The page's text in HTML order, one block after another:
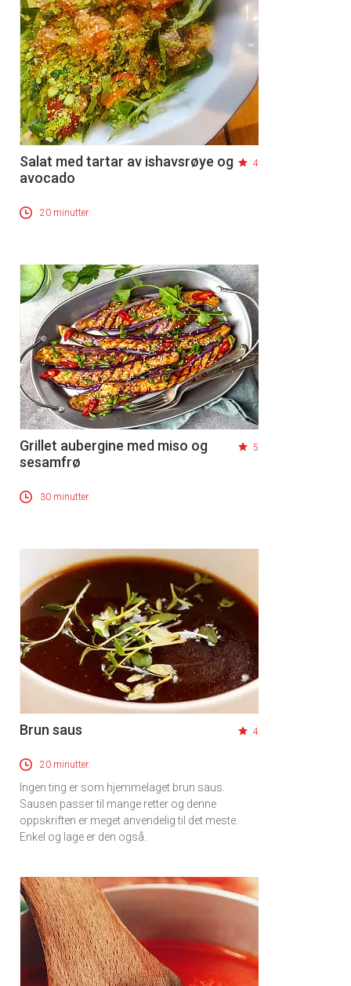
Salat med tartar av ishavsrøye og
avocado
4
20 minutter
Grillet aubergine med miso og
sesamfrø
5
30 minutter
Brun saus 4
20 minutter
Ingen ting er som hjemmelaget brun saus.
Sausen passer til mange retter og denne
oppskriften er meget anvendelig til det meste.
Enkel og lage er den også.